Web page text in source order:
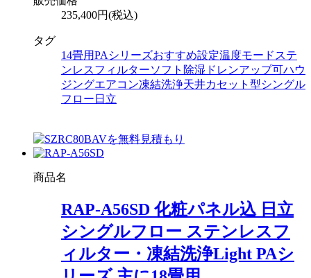
235,400円(税込)
タグ
14畳用PAシリーズおすすめ設定温度モード ステ
ンレスフィルターソフト除湿 ドレンアップ可ハウ
ジングエアコン凍結洗浄天井カセット型シングル
フロー 日立
商品名
RAP-A56SD 化粧パネル込 日立
シングルフロー ステンレスフ
ィルター・凍結洗浄Light PAシ